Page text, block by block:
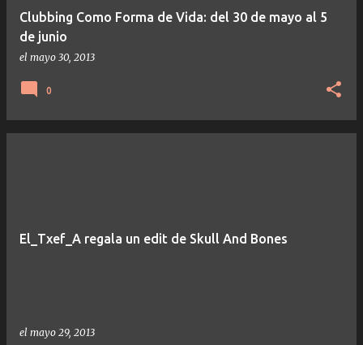
Clubbing Como Forma de Vida: del 30 de mayo al 5
de junio
el mayo 30, 2013
0
El_Txef_A regala un edit de Skull And Bones
el mayo 29, 2013